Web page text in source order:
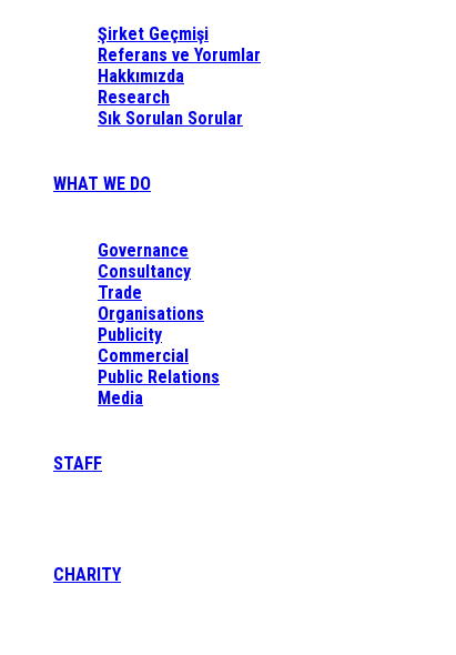
Şirket Geçmişi
Referans ve Yorumlar
Hakkımızda
Research
Sık Sorulan Sorular
WHAT WE DO
Governance
Consultancy
Trade
Organisations
Publicity
Commercial
Public Relations
Media
STAFF
CHARITY